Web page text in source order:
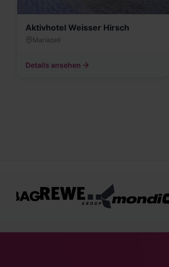
Aktivhotel Weisser Hirsch
Mariazell
Details ansehen